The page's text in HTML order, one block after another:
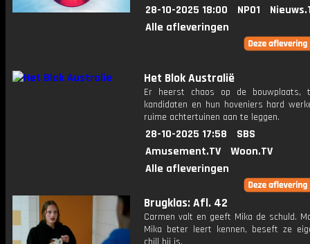
28-10-2025 18:00 NPO1
Alle afleveringen
Het Blok Australië
Er heerst chaos op de bouwplaats,
kandidaten en hun hoveniers hard
ruime achtertuinen aan te leggen.
28-10-2025 17:58
SBS
Amusement.TV
Woon.TV
Alle afleveringen
Brugklas: Afl. 42
Carmen valt en geeft Mika de schuld.
Mika beter leert kennen, beseft ze